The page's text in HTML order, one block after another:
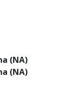
(NA)
(NA)